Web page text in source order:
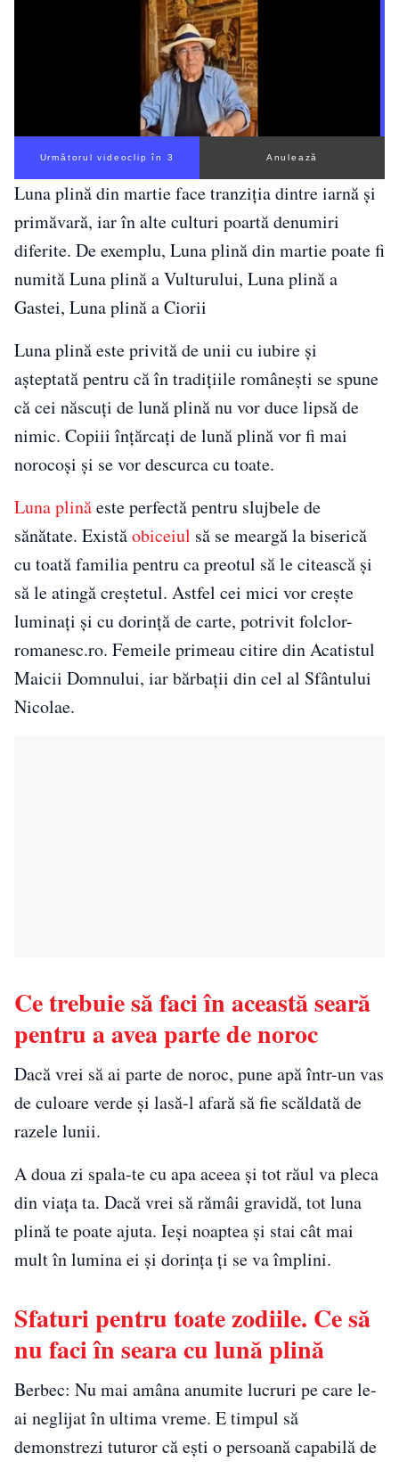
Următorul videoclip în 2 Anulează
Luna plină din martie face tranziția dintre iarnă și
primăvară, iar în alte culturi poartă denumiri
diferite. De exemplu, Luna plină din martie poate fi
numită Luna plină a Vulturului, Luna plină a
Gastei, Luna plină a Ciorii
Luna plină este privită de unii cu iubire și
așteptată pentru că în tradițiile românești se spune
că cei născuți de lună plină nu vor duce lipsă de
nimic. Copiii înțărcați de lună plină vor fi mai
norocoși și se vor descurca cu toate.
Luna plinăeste perfectă pentru slujbele de
sănătate. Existăobiceiul să se meargă la biserică
cu toată familia pentru ca preotul să le citească și
să le atingă creștetul. Astfel cei mici vor crește
luminați și cu dorință de carte, potrivit folclor-
romanesc.ro. Femeile primeau citire din Acatistul
Maicii Domnului, iar bărbații din cel al Sfântului
Nicolae.
Ce trebuie să faci în această seară
pentru a avea parte de noroc
Dacă vrei să ai parte de noroc, pune apă într-un vas
de culoare verde și lasă-l afară să fie scăldată de
razele lunii.
A doua zi spala-te cu apa aceea și tot răul va pleca
din viața ta. Dacă vrei să rămâi gravidă, tot luna
plină te poate ajuta. Ieși noaptea și stai cât mai
mult în lumina ei și dorința ți se va împlini.
Sfaturi pentru toate zodiile. Ce să
nu faci în seara cu lună plină
Berbec: Nu mai amâna anumite lucruri pe care le-
ai neglijat în ultima vreme. E timpul să
demonstrezi tuturor că ești o persoană capabilă de